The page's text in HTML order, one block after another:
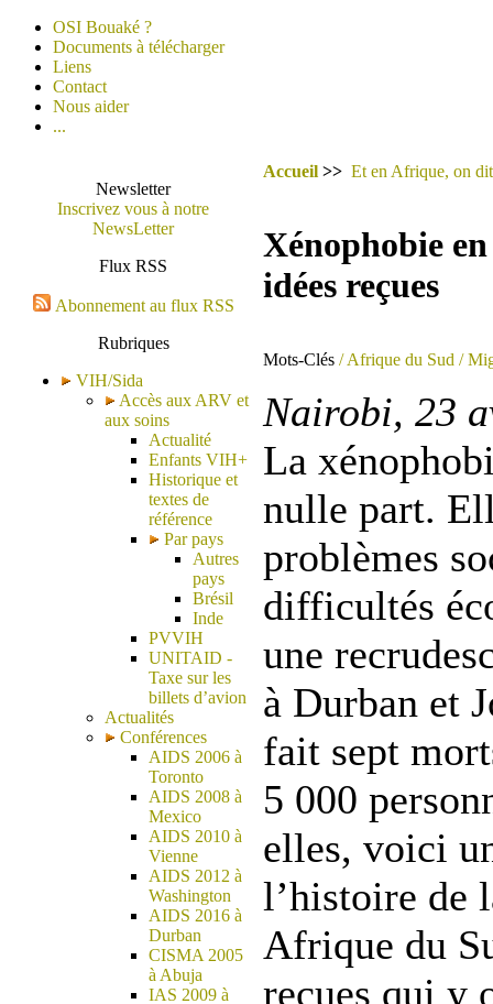
OSI Bouaké ?
Documents à télécharger
Liens
Contact
Nous aider
...
Newsletter
Inscrivez vous à notre
NewsLetter
Flux RSS
Abonnement au flux RSS
Rubriques
VIH/Sida
Accès aux ARV et
aux soins
Actualité
Enfants VIH+
Historique et
textes de
référence
Par pays
Autres
pays
Brésil
Inde
PVVIH
UNITAID -
Taxe sur les
billets d’avion
Actualités
Conférences
AIDS 2006 à
Toronto
AIDS 2008 à
Mexico
AIDS 2010 à
Vienne
AIDS 2012 à
Washington
AIDS 2016 à
Durban
CISMA 2005
à Abuja
IAS 2009 à
Accueil >> Et en Afrique, on
Xénophobie
idées reçues
Mots-Clés / Afrique du Sud /
Nairobi, 23
La
nulle part.
problèmes
difficultés
une
à Durban et
fait sept
5 000
elles, voici
l’histoire de
Afrique du
reçues qui y